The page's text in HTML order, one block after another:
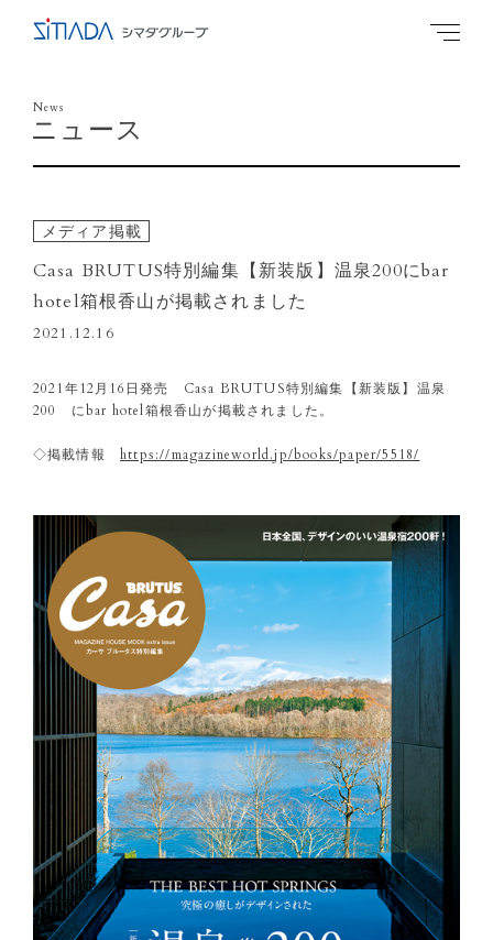
News
ニュース
メディア掲載
Casa BRUTUS特別編集【新装版】温泉200にbar
hotel箱根香山が掲載されました
2021.12.16
2021年12月16日発売 Casa BRUTUS特別編集【新装版】温泉
200 にbar hotel箱根香山が掲載されました。
◇掲載情報https://magazineworld.jp/books/paper/5518/